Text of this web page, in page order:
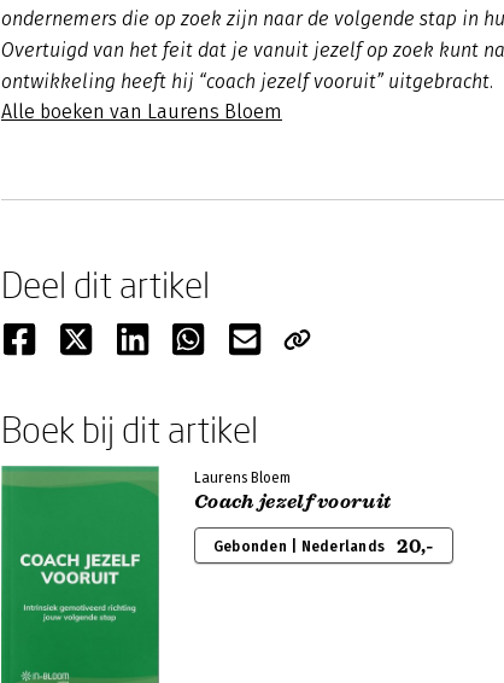
ondernemers die op zoek zijn naar de volgende stap in
Overtuigd van het feit dat je vanuit jezelf op zoek kunt
ontwikkeling heeft hij “coach jezelf vooruit” uitgebracht.
Alle boeken van Laurens Bloem
Deel dit artikel
Boek bij dit artikel
Laurens Bloem
Coach jezelf vooruit
Gebonden | Nederlands 20,-